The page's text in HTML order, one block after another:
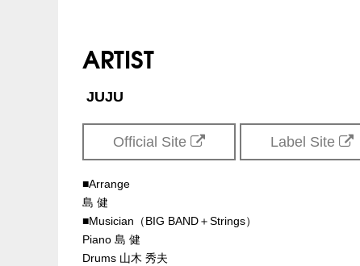
ARTIST
JUJU
Official Site Label Site
■Arrange
島 健
■Musician（BIG BAND＋Strings）
Piano 島 健
Drums 山木 秀夫